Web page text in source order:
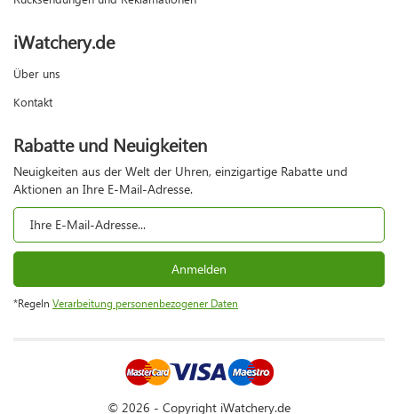
iWatchery.de
Über uns
Kontakt
Rabatte und Neuigkeiten
Neuigkeiten aus der Welt der Uhren, einzigartige Rabatte und
Aktionen an Ihre E-Mail-Adresse.
Anmelden
*Regeln Verarbeitung personenbezogener Daten
© 2026 - Copyright iWatchery.de